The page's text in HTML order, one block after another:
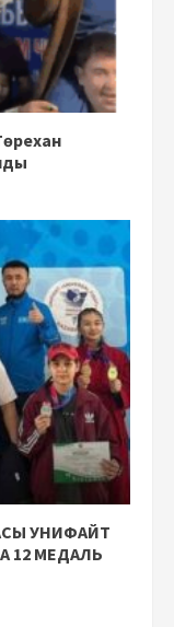
УНИФАЙТ
12 МЕДАЛЬ